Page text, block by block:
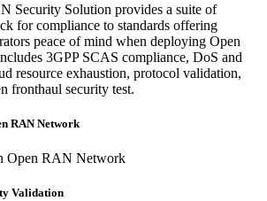
Security Solution provides a suite of
for compliance to standards offering
peace of mind when deploying Open
3GPP SCAS compliance, DoS and
resource exhaustion, protocol validation,
fronthaul security test.
RAN Network
Validation